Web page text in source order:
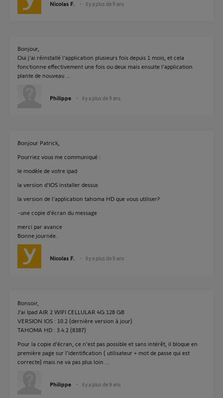
Nicolas F. il y a plus de 9 ans
Bonjour,
Oui j'ai réinstallé l'application plusieurs fois depuis 1 mois, et cela
fonctionne effectivement une fois ou deux mais ensuite l'application
plante de nouveau ...
Philippe il y a plus de 9 ans
Bonjour Patrick,
Pourriez vous me communiqué :
le modèle de votre ipad
la version d'IOS installer dessus
la version de l'application tahoma HD que vous utiliser?
-une copie d’écran du message
merci par avance
Bonne journée.
Nicolas F. il y a plus de 9 ans
Bonsoir,
J'ai Ipad AIR 2 WIFI CELLULAR 4G 128 GB
VERSION IOS : 10.2 (dernière version à jour)
TAHOMA HD : 3.4.2 (8387)
Pour la copie d'écran, ce n'est pas possible et sans intérêt, il bloque en
première page sur l'identification ( utilisateur + mot de passe qui est
correcte) mais ne va pas plus loin ...
Philippe il y a plus de 9 ans